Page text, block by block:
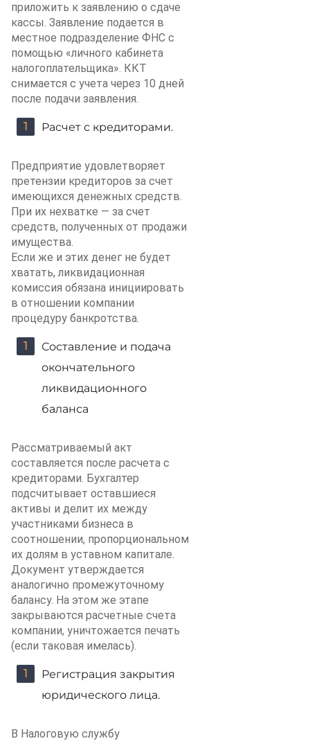
приложить к заявлению о сдаче
кассы. Заявление подается в
местное подразделение ФНС с
помощью «личного кабинета
налогоплательщика». ККТ
снимается с учета через 10 дней
после подачи заявления.
Расчет с кредиторами.
Предприятие удовлетворяет
претензии кредиторов за счет
имеющихся денежных средств.
При их нехватке — за счет
средств, полученных от продажи
имущества.
Если же и этих денег не будет
хватать, ликвидационная
комиссия обязана инициировать
в отношении компании
процедуру банкротства.
Составление и подача
окончательного
ликвидационного
баланса
Рассматриваемый акт
составляется после расчета с
кредиторами. Бухгалтер
подсчитывает оставшиеся
активы и делит их между
участниками бизнеса в
соотношении, пропорциональном
их долям в уставном капитале.
Документ утверждается
аналогично промежуточному
балансу. На этом же этапе
закрываются расчетные счета
компании, уничтожается печать
(если таковая имелась).
Регистрация закрытия
юридического лица.
В Налоговую службу